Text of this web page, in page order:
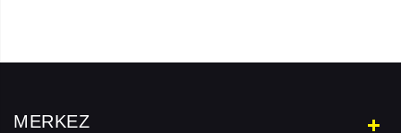
MERKEZ